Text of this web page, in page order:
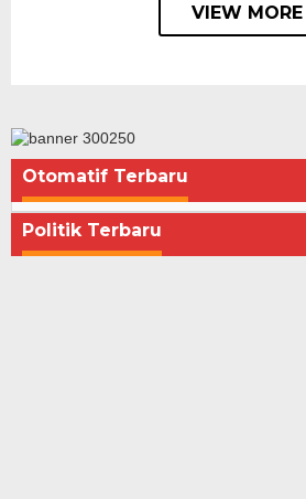
VIEW MORE
Otomatif Terbaru
Politik Terbaru
Seberapa Bahayanya Doping?
Di Advertorial, Kesehatan, Politik